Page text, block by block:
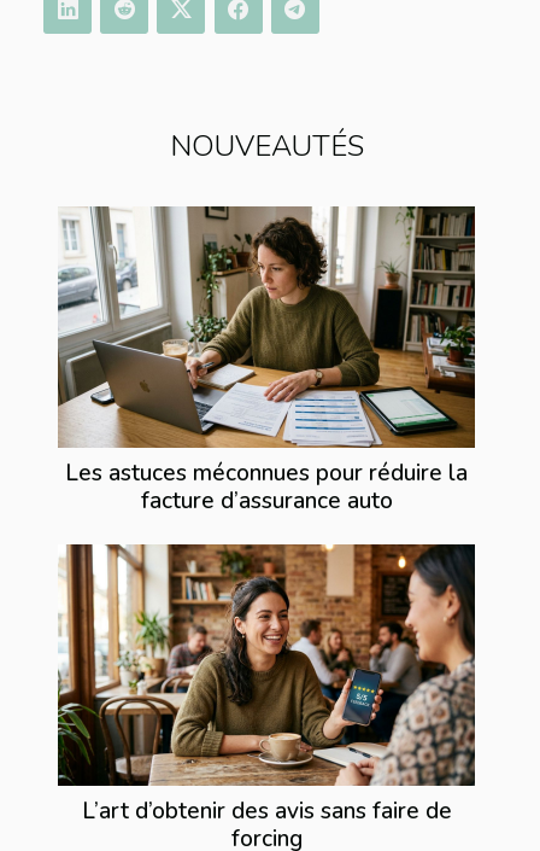
NOUVEAUTÉS
Les astuces méconnues pour réduire la
facture d’assurance auto
L’art d’obtenir des avis sans faire de
forcing